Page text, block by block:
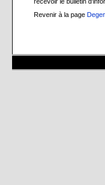
Revenir à la page